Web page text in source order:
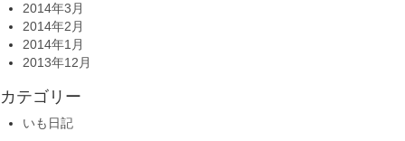
2014年3月
2014年2月
2014年1月
2013年12月
カテゴリー
いも日記